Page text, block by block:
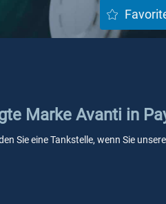
Marke Avanti in
Sie eine Tankstelle, wenn Sie